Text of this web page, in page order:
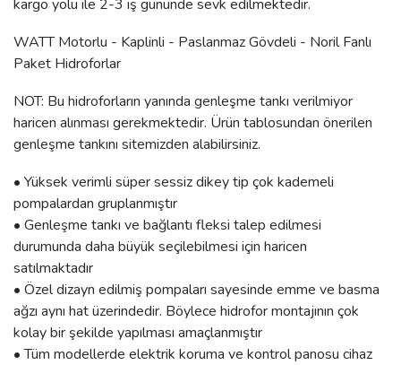
kargo yolu ile 2-3 iş gününde sevk edilmektedir.
WATT Motorlu - Kaplinli - Paslanmaz Gövdeli - Noril Fanlı
Paket Hidroforlar
NOT: Bu hidroforların yanında genleşme tankı verilmiyor
haricen alınması gerekmektedir. Ürün tablosundan önerilen
genleşme tankını sitemizden alabilirsiniz.
• Yüksek verimli süper sessiz dikey tip çok kademeli
pompalardan gruplanmıştır
• Genleşme tankı ve bağlantı fleksi talep edilmesi
durumunda daha büyük seçilebilmesi için haricen
satılmaktadır
• Özel dizayn edilmiş pompaları sayesinde emme ve basma
ağzı aynı hat üzerindedir. Böylece hidrofor montajının çok
kolay bir şekilde yapılması amaçlanmıştır
• Tüm modellerde elektrik koruma ve kontrol panosu cihaz